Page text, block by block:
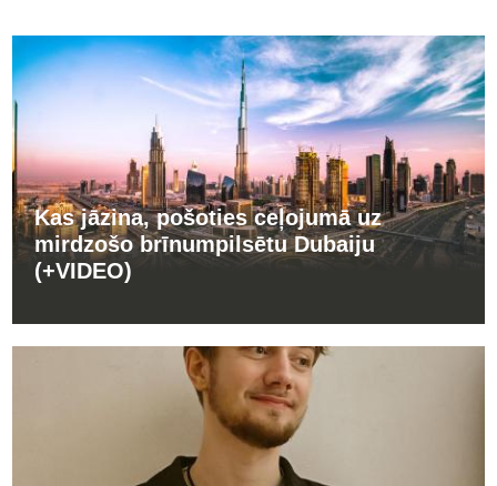
Kas jāzina, pošoties ceļojumā uz
mirdzošo brīnumpilsētu Dubaiju
(+VIDEO)